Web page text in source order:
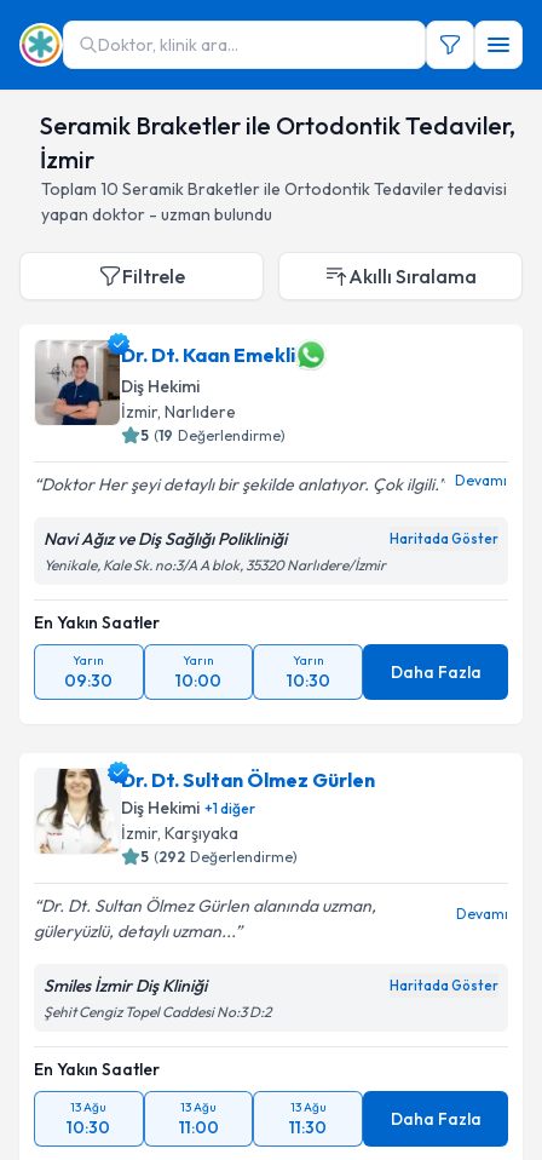
Doktor, klinik ara...
Seramik Braketler ile Ortodontik Tedaviler,
İzmir
Toplam 10 Seramik Braketler ile Ortodontik Tedavilertedavisi
yapan doktor - uzman bulundu
Filtrele Akıllı Sıralama
Dr. Dt. Kaan Emekli
Diş Hekimi
İzmir, Narlıdere
5 (19 Değerlendirme)
Doktor Her şeyi detaylı bir şekilde anlatıyor. Çok ilgili. Devamı
Navi Ağız ve Diş Sağlığı Polikliniği Haritada Göster
Yenikale, Kale Sk. no:3/A A blok, 35320 Narlıdere/İzmir
En Yakın Saatler
Yarın
09:30
Yarın
10:00
Yarın
10:30 Daha Fazla
Dr. Dt. Sultan Ölmez Gürlen
Diş Hekimi +1diğer
İzmir, Karşıyaka
5 (292 Değerlendirme)
Dr. Dt. Sultan Ölmez Gürlen alanında uzman,
güleryüzlü, detaylı uzman...
Devamı
Smiles İzmir Diş Kliniği Haritada Göster
Şehit Cengiz Topel Caddesi No:3 D:2
En Yakın Saatler
13 Ağu
10:30
13 Ağu
11:00
13 Ağu
11:30 Daha Fazla